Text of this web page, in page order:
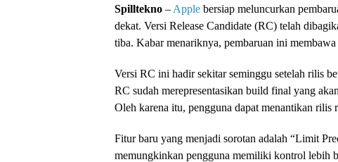
Spilltekno – Apple bersiap meluncurkan
dekat. Versi Release Candidate (RC) telah
tiba. Kabar menariknya, pembaruan ini
Versi RC ini hadir sekitar seminggu setelah rilis
RC sudah merepresentasikan build final yang
Oleh karena itu, pengguna dapat menantikan rilis
Fitur baru yang menjadi sorotan adalah “Limit
memungkinkan pengguna memiliki kontrol lebih